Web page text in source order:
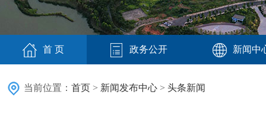
首 页 政务公开 新闻中
当前位置： 首页 > 新闻发布中心 > 头条新闻